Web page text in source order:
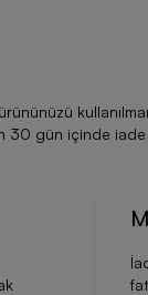
30 gün içinde